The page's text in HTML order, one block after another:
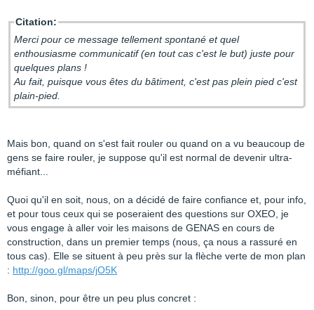
Citation:
Merci pour ce message tellement spontané et quel
enthousiasme communicatif (en tout cas c'est le but) juste pour
quelques plans !
Au fait, puisque vous êtes du bâtiment, c'est pas plein pied c'est
plain-pied.
Mais bon, quand on s'est fait rouler ou quand on a vu beaucoup de
gens se faire rouler, je suppose qu'il est normal de devenir ultra-
méfiant...
Quoi qu'il en soit, nous, on a décidé de faire confiance et, pour info,
et pour tous ceux qui se poseraient des questions sur OXEO, je
vous engage à aller voir les maisons de GENAS en cours de
construction, dans un premier temps (nous, ça nous a rassuré en
tous cas). Elle se situent à peu près sur la flèche verte de mon plan
: http://goo.gl/maps/jO5K
Bon, sinon, pour être un peu plus concret :